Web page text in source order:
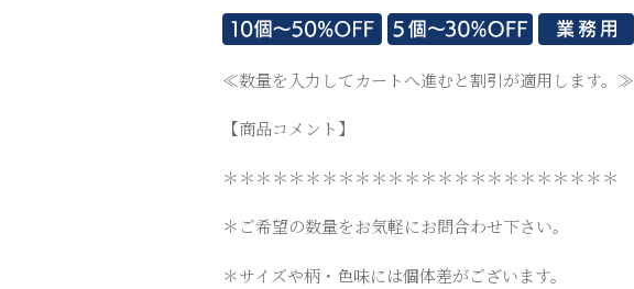
≪数量を入力してカートへ進むと割引が適用します。≫
【商品コメント】
＊＊＊＊＊＊＊＊＊＊＊＊＊＊＊＊＊＊＊＊＊＊＊＊
＊ご希望の数量をお気軽にお問合わせ下さい。
＊サイズや柄・色味には個体差がございます。